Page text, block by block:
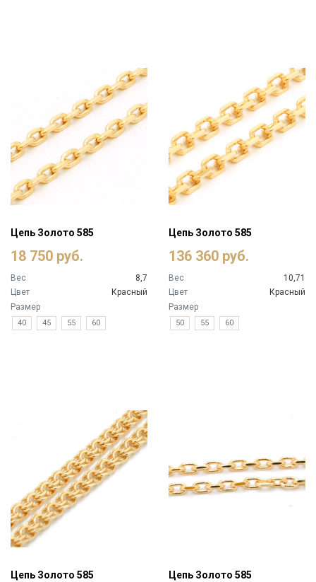
Цепь Золото 585
18 750 руб.
Вес
8,7
Цвет
Красный
Размер
40 45 55 60
Цепь Золото 585
136 360 руб.
Вес
10,71
Цвет
Красный
Размер
50 55 60
Цепь Золото 585 Цепь Золото 585